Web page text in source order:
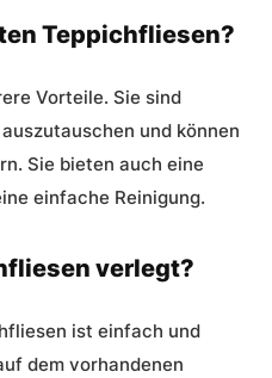
Teppichfliesen?
Vorteile. Sie sind
und können
Sie bieten auch eine
einfache Reinigung.
verlegt?
ist einfach und
dem vorhandenen